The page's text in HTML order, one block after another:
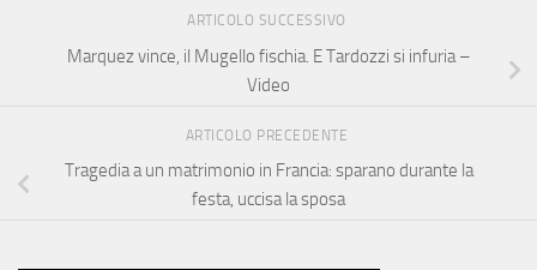
ARTICOLO SUCCESSIVO
Marquez vince, il Mugello fischia. E Tardozzi si infuria –
Video
ARTICOLO PRECEDENTE
Tragedia a un matrimonio in Francia: sparano durante la
festa, uccisa la sposa